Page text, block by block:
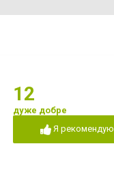
12
дуже добре
Я рекомендую